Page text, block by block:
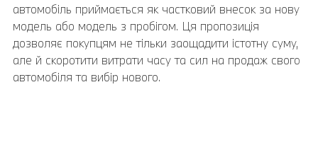
автомобіль приймається як частковий внесок за нову
модель або модель з пробігом. Ця пропозиція
дозволяє покупцям не тільки заощадити істотну суму,
але й скоротити витрати часу та сил на продаж свого
автомобіля та вибір нового.